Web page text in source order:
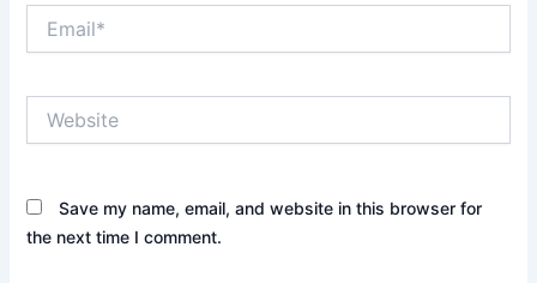
Save my name, email, and website in this browser for
the next time I comment.